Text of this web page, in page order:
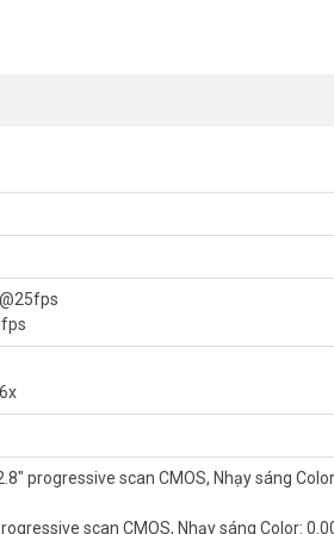
progressive scan CMOS, Nhạy sáng
scan CMOS, Nhạy sáng Color: